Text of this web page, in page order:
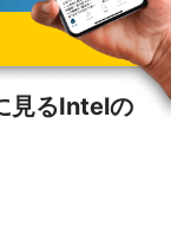
見るIntelの